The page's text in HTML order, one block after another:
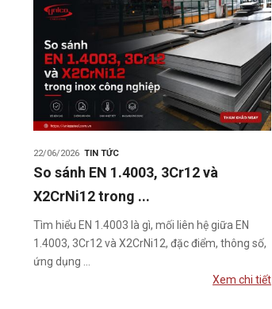
22/06/2026 TIN TỨC
So sánh EN 1.4003, 3Cr12 và
X2CrNi12 trong ...
Tìm hiểu EN 1.4003 là gì, mối liên hệ giữa EN
1.4003, 3Cr12 và X2CrNi12, đặc điểm, thông số,
ứng dụng ...
Xem chi tiết